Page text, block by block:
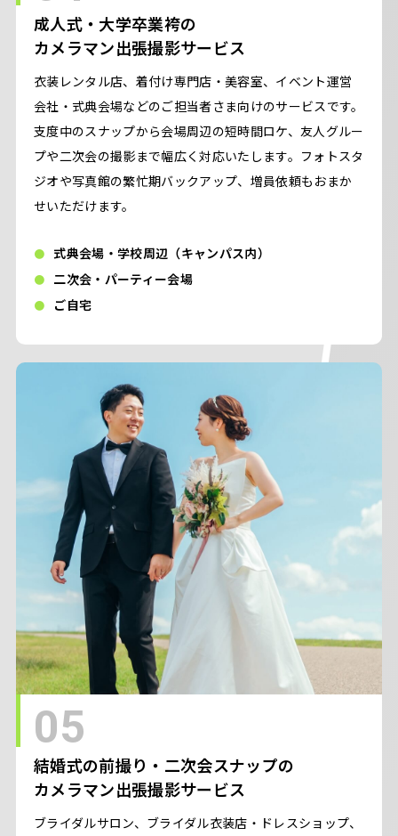
成人式・大学卒業袴の
カメラマン出張撮影サービス
衣装レンタル店、着付け専門店・美容室、イベント運営
会社・式典会場などのご担当者さま向けのサービスです。
支度中のスナップから会場周辺の短時間ロケ、友人グルー
プや二次会の撮影まで幅広く対応いたします。フォトスタ
ジオや写真館の繁忙期バックアップ、増員依頼もおまか
せいただけます。
式典会場・学校周辺（キャンパス内）
二次会・パーティー会場
ご自宅
05
結婚式の前撮り・二次会スナップの
カメラマン出張撮影サービス
ブライダルサロン、ブライダル衣装店・ドレスショップ、